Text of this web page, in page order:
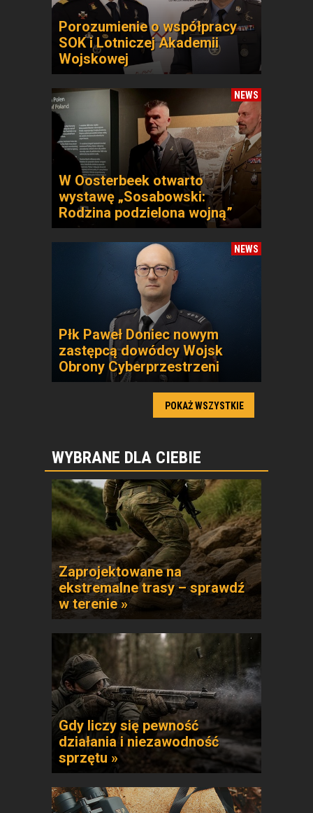
Porozumienie o współpracy
SOK i Lotniczej Akademii
Wojskowej
NEWS
W Oosterbeek otwarto
wystawę „Sosabowski:
Rodzina podzielona wojną”
NEWS
Płk Paweł Doniec nowym
zastępcą dowódcy Wojsk
Obrony Cyberprzestrzeni
POKAŻ WSZYSTKIE
WYBRANE DLA CIEBIE
Zaprojektowane na
ekstremalne trasy – sprawdź
w terenie »
Gdy liczy się pewność
działania i niezawodność
sprzętu »